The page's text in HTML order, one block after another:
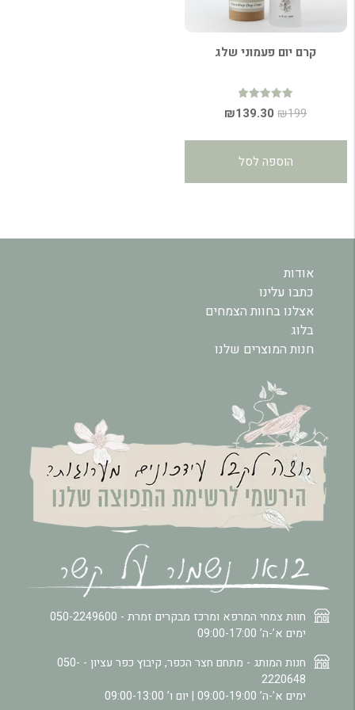
קרם יום פעמוני שלג
דורג
4.92 ₪199
המחיר
₪199.
₪139.30
המחיר
הוספה לסל
חוות צמחי המרפא ומרכז מבקרים זמרת - 050-2249600
ימים א’-ה’ 09:00-17:00
חנות המותג - מתחם חצר הכפר, קיבוץ כפר עציון - 050-
2220648
ימים א’-ה’ 09:00-19:00 | יום ו’ 09:00-13:00
אודות
כתבו עלינו
אצלנו בחוות הצמחים
בלוג
חנות המוצרים שלנו